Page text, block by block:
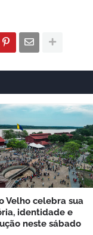
Velho celebra sua
identidade e
neste sábado